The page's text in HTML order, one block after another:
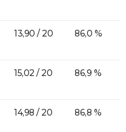
13,90 / 20 86,0 %
15,02 / 20 86,9 %
14,98 / 20 86,8 %